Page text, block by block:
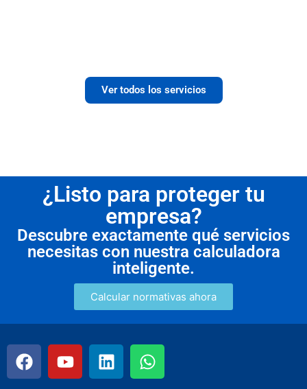
Ver todos los servicios
¿Listo para proteger tu
empresa?
Descubre exactamente qué servicios
necesitas con nuestra calculadora
inteligente.
Calcular normativas ahora